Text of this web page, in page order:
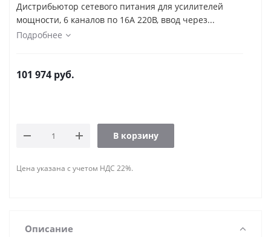
Дистрибьютор сетевого питания для усилителей
мощности, 6 каналов по 16А 220В, ввод через...
Подробнее
101 974 руб.
В корзину
Цена указана с учетом НДС 22%.
Описание